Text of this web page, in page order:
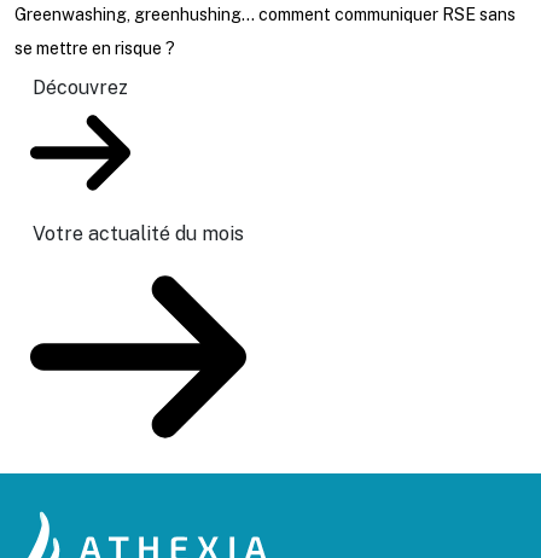
Greenwashing, greenhushing… comment communiquer RSE sans
se mettre en risque ?
Découvrez
Votre actualité du mois